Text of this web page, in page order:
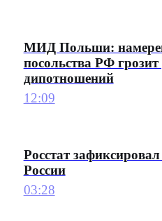
МИД Польши:
посольства РФ
дипотношений
12:09
Росстат
России
03:28